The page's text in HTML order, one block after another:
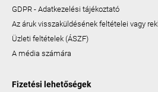
GDPR - Adatkezelési tájékoztató
Az áruk visszaküldésének feltételei vagy
Üzleti feltételek (ÁSZF)
A média számára
Fizetési lehetőségek